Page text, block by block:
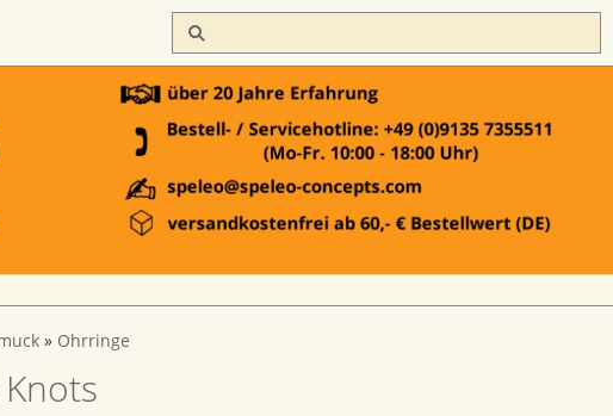
» Ohrringe